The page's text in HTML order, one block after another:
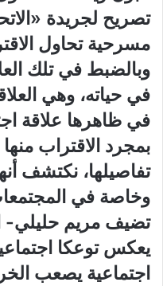
‬تصريح لجريدة‮
‬مسرحية تحاول
‬وبالضبط في‮ ‬تلك
في‮ ‬حياته،‮ ‬وهي‮
في‮ ‬ظاهرها علاقة
بمجرد الاقتراب
‬تفاصيلها،‮ ‬نكتشف
وخاصة في‮
‬تضيف مريم حليلي‮-
‬يعكس توعكا
اجتماعية‮ ‬يصعب